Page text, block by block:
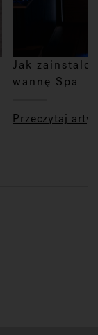
Jak
wannę Spa
Przeczytaj